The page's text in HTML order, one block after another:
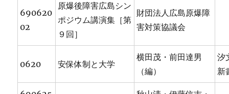
690620
02
原爆後障害広島シン
ポジウム講演集［第
９回］
財団法人広島原爆障
害対策協議会
0620 安保体制と大学
横田茂・前田達男
（編）
汐
新